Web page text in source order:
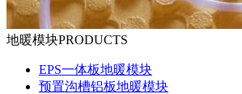
地暖模块PRODUCTS
EPS一体板地暖模块
预置沟槽铝板地暖模块